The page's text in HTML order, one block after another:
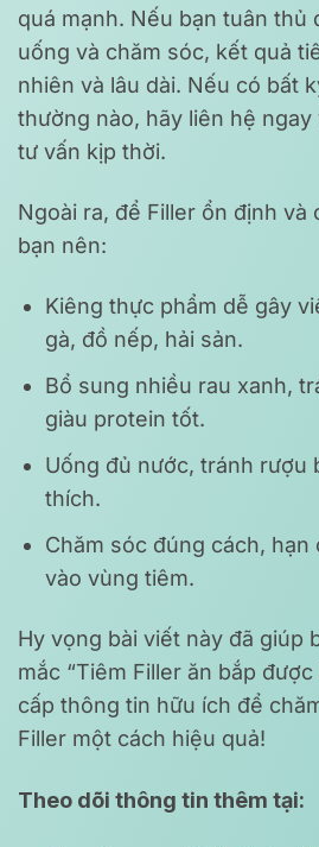
quá mạnh. Nếu bạn tuân thủ
uống và chăm sóc, kết quả
nhiên và lâu dài. Nếu có bất
thường nào, hãy liên hệ
tư vấn kịp thời.
Ngoài ra, để Filler ổn định và
bạn nên:
Kiêng thực phẩm dễ gây
gà, đồ nếp, hải sản.
Bổ sung nhiều rau xanh,
giàu protein tốt.
Uống đủ nước, tránh rượu
thích.
Chăm sóc đúng cách,
vào vùng tiêm.
Hy vọng bài viết này đã giúp
mắc “Tiêm Filler ăn bắp
cấp thông tin hữu ích để
Filler một cách hiệu quả!
Theo dõi thông tin thêm tại: